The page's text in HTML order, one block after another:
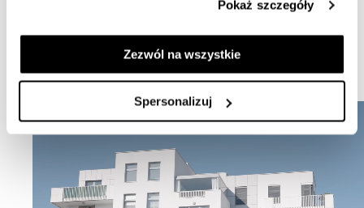
Pokaż szczegóły
Zezwól na wszystkie
Spersonalizuj
ARCHITEKTURA